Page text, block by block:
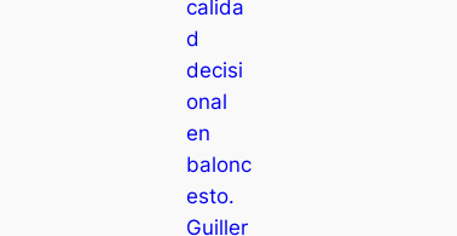
calida
d
decisi
onal
en
balonc
esto.
Guiller